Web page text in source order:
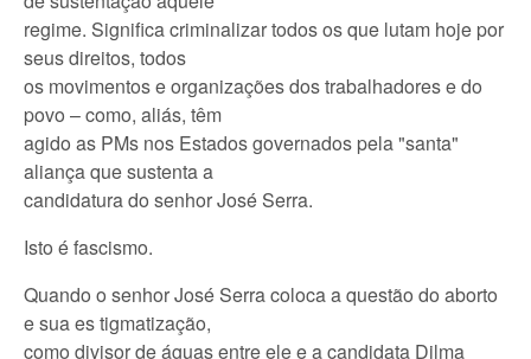
regime. Significa criminalizar todos os que lutam hoje por
seus direitos, todos
os movimentos e organizações dos trabalhadores e do
povo – como, aliás, têm
agido as PMs nos Estados governados pela "santa"
aliança que sustenta a
candidatura do senhor José Serra.
Isto é fascismo.
Quando o senhor José Serra coloca a questão do aborto
e sua es tigmatização,
como divisor de águas entre ele e a candidata Dilma